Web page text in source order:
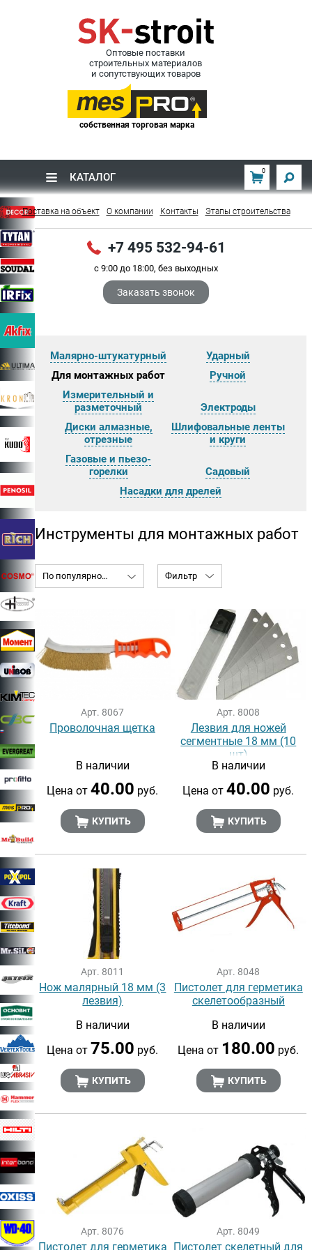
Оптовые поставки
строительных материалов
и сопутствующих товаров
собственная торговая марка
КАТАЛОГ 0
Поставка на объект О компании Контакты Этапы строительства
+7 495 532-94-61
с 9:00 до 18:00, без выходных
Заказать звонок
Малярно-штукатурный
Ударный
Для монтажных работ
Ручной
Измерительный и
разметочный
Электроды
Диски алмазные,
отрезные
Шлифовальные ленты
и круги
Газовые и пьезо-
горелки
Садовый
Насадки для дрелей
Инструменты для монтажных работ
По популярности Фильтр
Арт. 8067
Проволочная щетка
В наличии
Цена от40.00 руб.
КУПИТЬ
Арт. 8008
Лезвия для ножей
сегментные 18 мм (10
шт)
В наличии
Цена от40.00 руб.
КУПИТЬ
Арт. 8011
Нож малярный 18 мм (3
лезвия)
В наличии
Цена от 75.00 руб.
КУПИТЬ
Арт. 8048
Пистолет для герметика
скелетообразный
В наличии
Цена от 180.00 руб.
КУПИТЬ
Арт. 8076
Пистолет для герметика
Арт. 8049
Пистолет скелетный для